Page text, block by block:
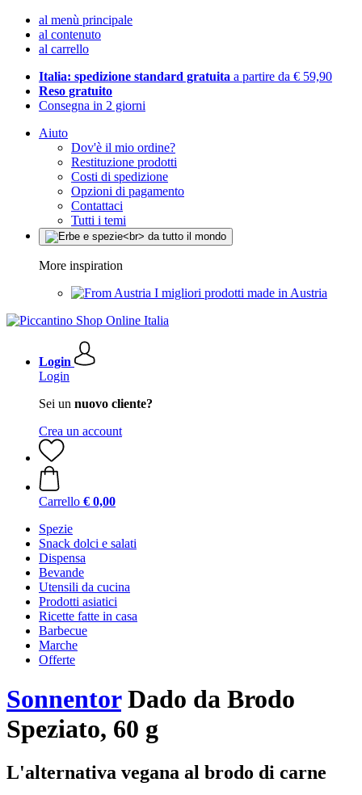
al menù principale
al contenuto
al carrello
Italia: spedizione standard gratuita a partire da € 59,90
Reso gratuito
Consegna in 2 giorni
Aiuto
Dov'è il mio ordine?
Restituzione prodotti
Costi di spedizione
Opzioni di pagamento
Contattaci
Tutti i temi
More inspiration
I migliori prodotti made in Austria
Login
Login
Sei un nuovo cliente?
Crea un account
Carrello € 0,00
Spezie
Snack dolci e salati
Dispensa
Bevande
Utensili da cucina
Prodotti asiatici
Ricette fatte in casa
Barbecue
Marche
Offerte
SonnentorDado da Brodo
Speziato, 60 g
L'alternativa vegana al brodo di carne